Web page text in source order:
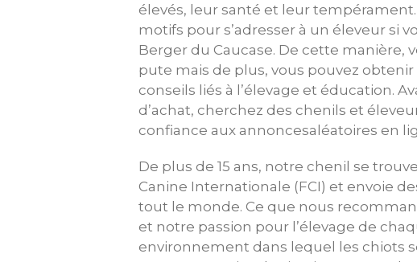
élevés, leur santé et leur
motifs pour s’adresser à un éleveur si
Berger du Caucase. De cette manière,
pute mais de plus, vous pouvez
conseils liés à l’élevage et éducation.
d’achat, cherchez des chenils et
confiance aux annoncesaléatoires en
De plus de 15 ans, notre chenil se
Canine Internationale (FCI) et envoie
tout le monde. Ce que nous
et notre passion pour l’élevage de
environnement dans lequel les chiots